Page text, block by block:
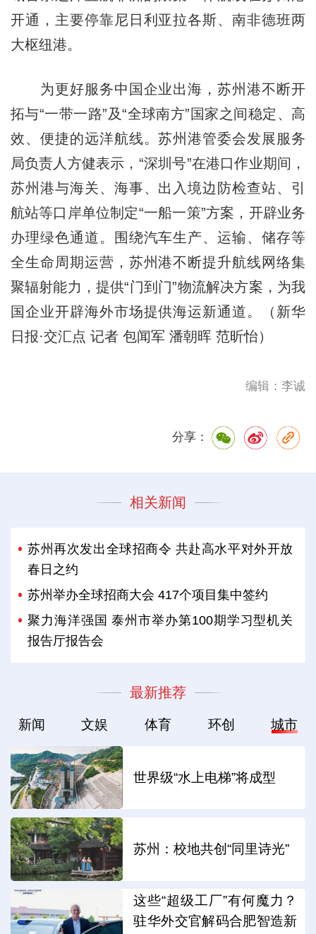
开通，主要停靠尼日利亚拉各斯、南非德班两
大枢纽港。
为更好服务中国企业出海，苏州港不断开
拓与“一带一路”及“全球南方”国家之间稳定、高
效、便捷的远洋航线。苏州港管委会发展服务
局负责人方健表示，“深圳号”在港口作业期间，
苏州港与海关、海事、出入境边防检查站、引
航站等口岸单位制定“一船一策”方案，开辟业务
办理绿色通道。围绕汽车生产、运输、储存等
全生命周期运营，苏州港不断提升航线网络集
聚辐射能力，提供“门到门”物流解决方案，为我
国企业开辟海外市场提供海运新通道。（新华
日报·交汇点 记者 包闻军 潘朝晖 范昕怡）
编辑：李诚
分享：
相关新闻
苏州再次发出全球招商令 共赴高水平对外开放
春日之约
苏州举办全球招商大会 417个项目集中签约
聚力海洋强国 泰州市举办第100期学习型机关
报告厅报告会
最新推荐
新闻 文娱 体育 环创 城市
世界级“水上电梯”将成型
苏州：校地共创“同里诗光”
这些“超级工厂”有何魔力？
驻华外交官解码合肥智造新